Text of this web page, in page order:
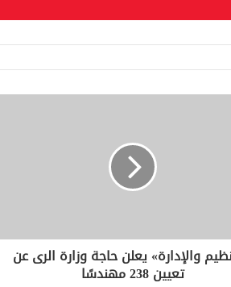
والإدارة» يعلن حاجة وزارة الرى عن
تعيين 238 مهندسًا